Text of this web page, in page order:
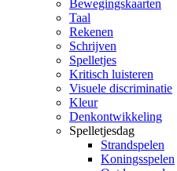
Bewegingskaarten
Taal
Rekenen
Schrijven
Spelletjes
Kritisch luisteren
Visuele discriminatie
Kleur
Denkontwikkeling
Spelletjesdag
Strandspelen
Koningsspelen